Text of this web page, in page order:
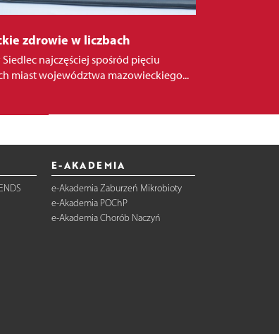
zdrowie w liczbach
najczęściej spośród pięciu
miast województwa mazowieckiego...
E-AKADEMIA
e-Akademia Zaburzeń Mikrobioty
e-Akademia POChP
e-Akademia Chorób Naczyń